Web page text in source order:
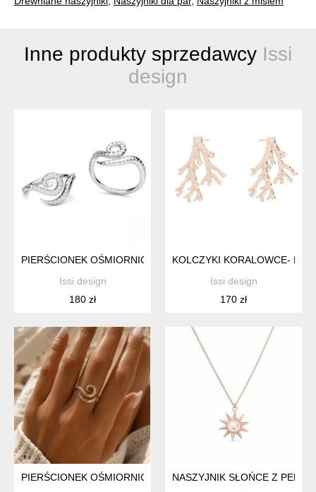
Inne produkty sprzedawcy Issi
design
PIERŚCIONEK OŚMIORNICA - SREBRO
Issi design
180 zł
KOLCZYKI KORALOWCE-
Issi design
170 zł
PIERŚCIONEK OŚMIORNICA - SREBRO ZŁOCONE 24K
NASZYJNIK SŁOŃCE Z